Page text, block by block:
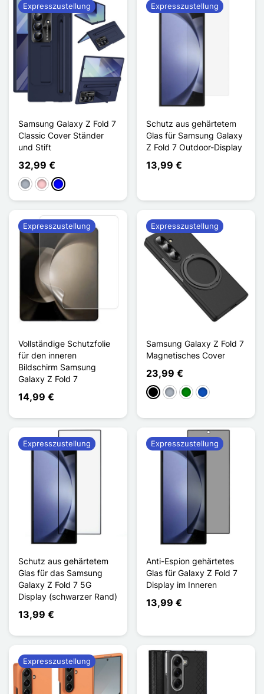
Samsung Galaxy Z Fold 7
Classic Cover Ständer
und Stift
32,99 €
GrauPinkBlau
Expresszustellung
Schutz aus gehärtetem
Glas für Samsung Galaxy
Z Fold 7 Outdoor-Display
13,99 €
Expresszustellung
Vollständige Schutzfolie
für den inneren
Bildschirm Samsung
Galaxy Z Fold 7
14,99 €
Expresszustellung
Samsung Galaxy Z Fold 7
Magnetisches Cover
23,99 €
Schwarz
GrauGrünSaphir
Expresszustellung
Schutz aus gehärtetem
Glas für das Samsung
Galaxy Z Fold 7 5G
Display (schwarzer Rand)
13,99 €
Expresszustellung
Anti-Espion gehärtetes
Glas für Galaxy Z Fold 7
Display im Inneren
13,99 €
Expresszustellung
Expresszustellung